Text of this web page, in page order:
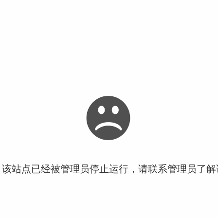
站点已经被管理员停止运行，请联系管理员了